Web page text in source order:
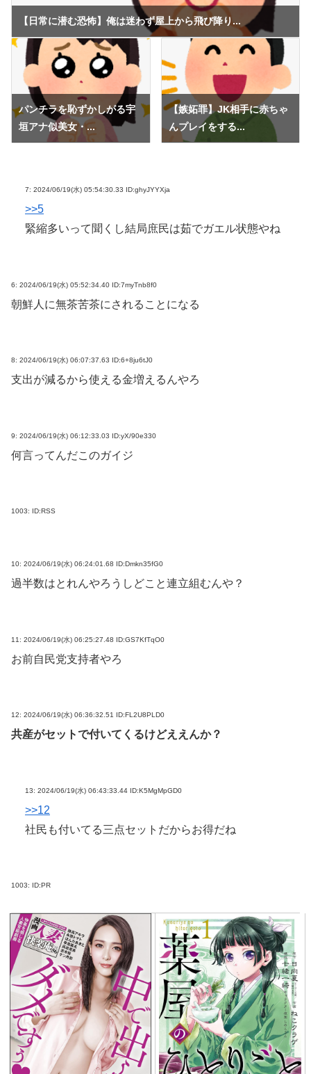
【日常に潜む恐怖】俺は迷わず屋上から飛び降り...
パンチラを恥ずかしがる宇
垣アナ似美女・...
【嫉妬罪】JK相手に赤ちゃ
んプレイをする...
7: 2024/06/19(水) 05:54:30.33 ID:ghyJYYXja
>>5
緊縮多いって聞くし結局庶民は茹でガエル状態やね
6: 2024/06/19(水) 05:52:34.40 ID:7myTnb8f0
朝鮮人に無茶苦茶にされることになる
8: 2024/06/19(水) 06:07:37.63 ID:6+8ju6tJ0
支出が減るから使える金増えるんやろ
9: 2024/06/19(水) 06:12:33.03 ID:yX/90e330
何言ってんだこのガイジ
1003: ID:RSS
10: 2024/06/19(水) 06:24:01.68 ID:Dmkn35fG0
過半数はとれんやろうしどこと連立組むんや？
11: 2024/06/19(水) 06:25:27.48 ID:GS7KfTqO0
お前自民党支持者やろ
12: 2024/06/19(水) 06:36:32.51 ID:FL2U8PLD0
共産がセットで付いてくるけどええんか？
13: 2024/06/19(水) 06:43:33.44 ID:K5MgMpGD0
>>12
社民も付いてる三点セットだからお得だね
1003: ID:PR